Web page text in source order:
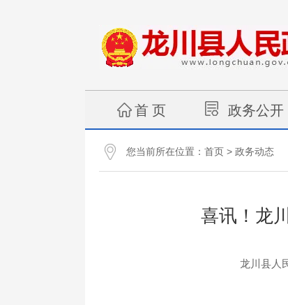
首 页 政务公开
您当前所在位置： 首页 > 政务动态
喜讯！龙
龙川县人